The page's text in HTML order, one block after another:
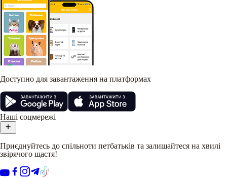
Доступно для завантаження на платформах
Наші соцмережі
Приєднуйтесь до спільноти петбатьків та залишайтеся на хвилі
звірячого щастя!